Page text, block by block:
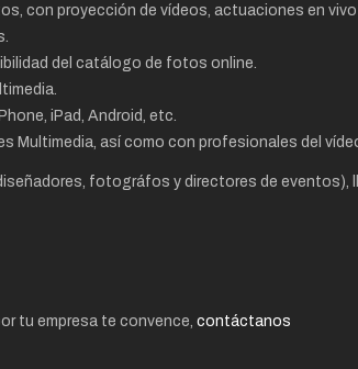
con proyección de vídeos, actuaciones en
del catálogo de fotos online.
iPad, Android, etc.
Multimedia, así como con profesionales del
fotográfos y directores de eventos),
tu empresa te convence, contáctanos